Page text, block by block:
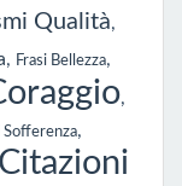
Qualità,
, Frasi Bellezza,
,
Sofferenza,
Citazioni